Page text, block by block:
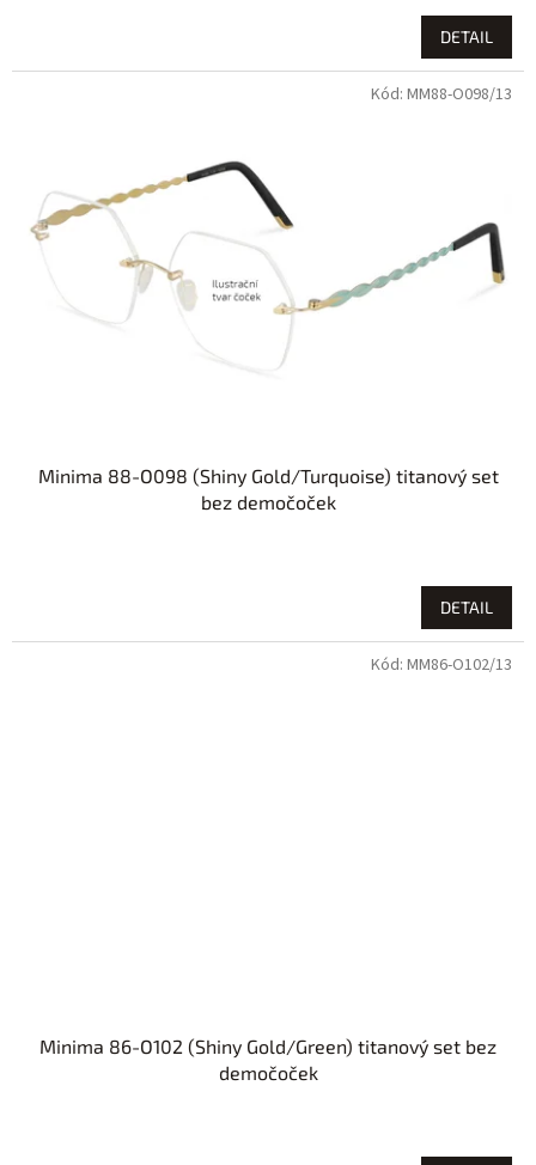
DETAIL
Minima 88-O098 (Shiny Gold/Turquoise) titanový set
bez demočoček
DETAIL
Kód: MM88-O098/13
Minima 86-O102 (Shiny Gold/Green) titanový set bez
demočoček
Kód: MM86-O102/13